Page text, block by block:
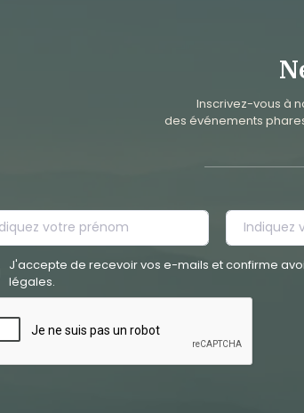
Inscrivez-vous à
des événements
J'accepte de recevoir vos e-mails et confirme
légales.